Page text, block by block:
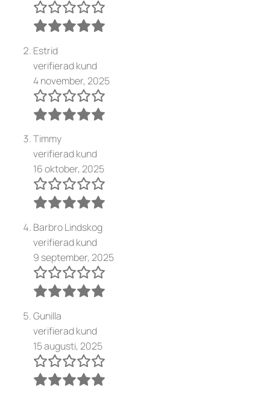
Estrid
verifierad kund
4 november, 2025
Timmy
verifierad kund
16 oktober, 2025
Barbro Lindskog
verifierad kund
9 september, 2025
Gunilla
verifierad kund
15 augusti, 2025